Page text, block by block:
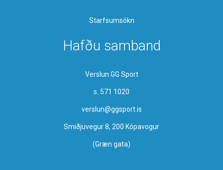
Starfsumsókn
Hafðu samband
Verslun GG Sport
s. 571 1020
verslun@ggsport.is
Smiðjuvegur 8, 200 Kópavogur
(Græn gata)